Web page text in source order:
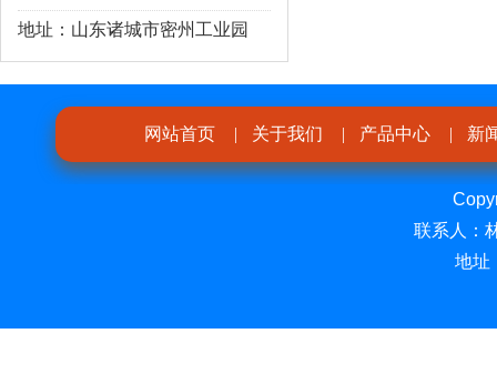
地址：山东诸城市密州工业园
网站首页 | 关于我们 | 产品中心 | 新
联系人：
地址